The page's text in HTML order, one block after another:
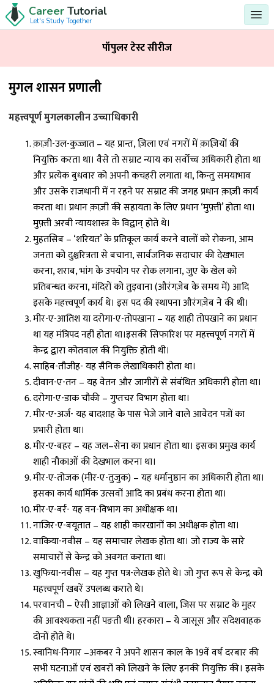
Career Tutorial
Let's Study Together
मुगल शासन प्रणाली
महत्त्वपूर्ण मुगलकालीन उच्चाधिकारी
क़ाज़ी-उल-कुज्जात – यह प्रान्त, ज़िला एवं नगरों में क़ाज़ियों की
नियुक्ति करता था। वैसे तो सम्राट न्याय का सर्वोच्च अधिकारी होता था
और प्रत्येक बुधवार को अपनी कचहरी लगाता था, किन्तु समयाभाव
और उसके राजधानी में न रहने पर सम्राट की जगह प्रधान क़ाज़ी कार्य
करता था। प्रधान क़ाज़ी की सहायता के लिए प्रधान ‘मुफ़्ती’ होता था।
मुफ़्ती अरबी न्यायशास्त्र के विद्वान् होते थे।
मुहतसिब – ‘शरियत’ के प्रतिकूल कार्य करने वालों को रोकना, आम
जनता को दुश्चरित्रता से बचाना, सार्वजनिक सदाचार की देखभाल
करना, शराब, भांग के उपयोग पर रोक लगाना, जुए के खेल को
प्रतिबन्धत करना, मंदिरों को तुड़वाना (औरंगज़ेब के समय में) आदि
इसके महत्त्वपूर्ण कार्य थे। इस पद की स्थापना औरंगज़ेब ने की थी।
मीर-ए-आतिश या दरोगा-ए-तोपखाना – यह शाही तोपखाने का प्रधान
था यह मंत्रिपद नहीं होता था।इसकी सिफारिश पर महत्त्वपूर्ण नगरों में
केन्द्र द्वारा कोतवाल की नियुक्ति होती थी।
साहिब-तौजीह- यह सैनिक लेखाधिकारी होता था।
दीवान-ए-तन – यह वेतन और जागीरों से संबंधित अधिकारी होता था।
दरोगा-ए-डाक चौकी – गुप्तचर विभाग होता था।
मीर-ए-अर्ज- यह बादशाह के पास भेजे जाने वाले आवेदन पत्रों का
प्रभारी होता था।
मीर-ए-बहर – यह जल–सेना का प्रधान होता था। इसका प्रमुख कार्य
शाही नौकाओं की देखभाल करना था।
मीर-ए-तोजक (मीर-ए-तुजुक) – यह धर्मानुष्ठान का अधिकारी होता था।
इसका कार्य धार्मिक उत्सवों आदि का प्रबंध करना होता था।
मीर-ए-बर्र- यह वन-विभाग का अधीक्षक था।
नाजिर-ए-बयूतात – यह शाही कारखानों का अधीक्षक होता था।
वाकिया-नवीस – यह समाचार लेखक होता था। जो राज्य के सारे
समाचारों से केन्द्र को अवगत कराता था।
खुफिया-नवीस – यह गुप्त पत्र-लेखक होते थे। जो गुप्त रूप से केन्द्र को
महत्त्वपूर्ण खबरें उपलब्ध कराते थे।
परवानची – ऐसी आज्ञाओं को लिखने वाला, जिस पर सम्राट के मुहर
की आवश्यकता नहीं पङती थी। हरकारा – ये जासूस और संदेशवाहक
दोनों होते थे।
स्वानिध-निगार –अकबर ने अपने शासन काल के 19वें वर्ष दरबार की
सभी घटनाओं एवं खबरों को लिखने के लिए इनकी नियुक्ति की। इसके
पॉपुलर टेस्ट सीरीज